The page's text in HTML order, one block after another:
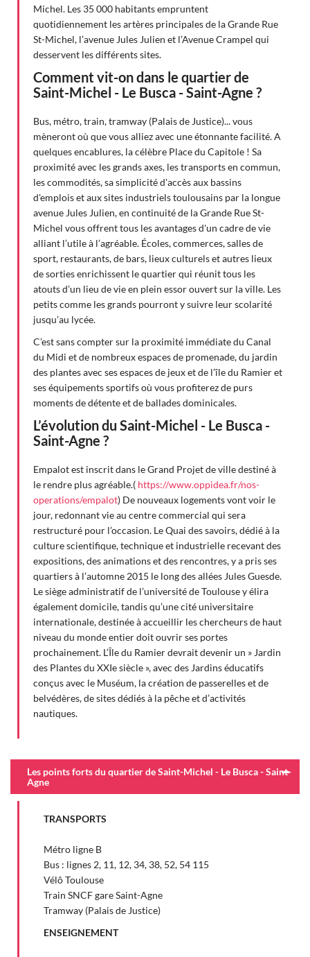
Michel. Les 35 000 habitants empruntent
quotidiennement les artères principales de la Grande Rue
St-Michel, l’avenue Jules Julien et l’Avenue Crampel qui
desservent les différents sites.
Comment vit-on dans le quartier de
Saint-Michel - Le Busca - Saint-Agne ?
Bus, métro, train, tramway (Palais de Justice)... vous
mèneront où que vous alliez avec une étonnante facilité. A
quelques encablures, la célèbre Place du Capitole ! Sa
proximité avec les grands axes, les transports en commun,
les commodités, sa simplicité d'accès aux bassins
d'emplois et aux sites industriels toulousains par la longue
avenue Jules Julien, en continuité de la Grande Rue St-
Michel vous offrent tous les avantages d'un cadre de vie
alliant l’utile à l’agréable. Écoles, commerces, salles de
sport, restaurants, de bars, lieux culturels et autres lieux
de sorties enrichissent le quartier qui réunit tous les
atouts d’un lieu de vie en plein essor ouvert sur la ville. Les
petits comme les grands pourront y suivre leur scolarité
jusqu’au lycée.
C’est sans compter sur la proximité immédiate du Canal
du Midi et de nombreux espaces de promenade, du jardin
des plantes avec ses espaces de jeux et de l’île du Ramier et
ses équipements sportifs où vous profiterez de purs
moments de détente et de ballades dominicales.
L’évolution du Saint-Michel - Le Busca -
Saint-Agne ?
Empalot est inscrit dans le Grand Projet de ville destiné à
le rendre plus agréable.( https://www.oppidea.fr/nos-
operations/empalot) De nouveaux logements vont voir le
jour, redonnant vie au centre commercial qui sera
restructuré pour l’occasion. Le Quai des savoirs, dédié à la
culture scientifique, technique et industrielle recevant des
expositions, des animations et des rencontres, y a pris ses
quartiers à l’automne 2015 le long des allées Jules Guesde.
Le siège administratif de l’université de Toulouse y élira
également domicile, tandis qu’une cité universitaire
internationale, destinée à accueillir les chercheurs de haut
niveau du monde entier doit ouvrir ses portes
prochainement. L’Île du Ramier devrait devenir un » Jardin
des Plantes du XXIe siècle », avec des Jardins éducatifs
conçus avec le Muséum, la création de passerelles et de
belvédères, de sites dédiés à la pêche et d’activités
nautiques.
Les points forts du quartier de Saint-Michel - Le Busca - Saint-
Agne
TRANSPORTS
Métro ligne B
Bus : lignes 2, 11, 12, 34, 38, 52, 54 115
Vélô Toulouse
Train SNCF gare Saint-Agne
Tramway (Palais de Justice)
ENSEIGNEMENT